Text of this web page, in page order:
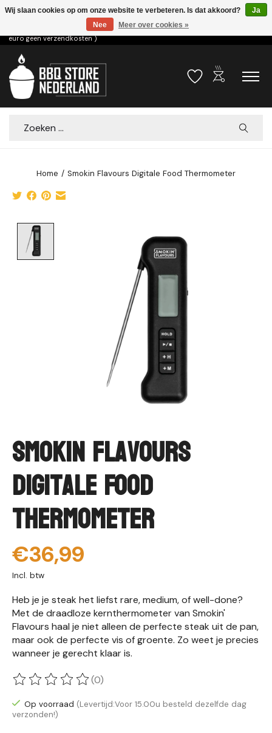
Voor 15.00u besteld dezelfde dag verzonden! ( 6,95 verzendkosten, vanaf 75
euro geen verzendkosten )
Verlanglijst
outdoor_grill
Zoeken
Home / Smokin Flavours Digitale Food Thermometer
Smokin Flavours
Digitale Food
Thermometer
€36,99
Incl. btw
Heb je je steak het liefst rare, medium, of well-done?
Met de draadloze kernthermometer van Smokin'
Flavours haal je niet alleen de perfecte steak uit de pan,
maar ook de perfecte vis of groente. Zo weet je precies
wanneer je gerecht klaar is.
De beoordeling van dit product is
(0)
Op voorraad (Levertijd:Voor 15.00u besteld dezelfde dag
verzonden!)
Wij slaan cookies op om onze website te verbeteren. Is dat akkoord?
Ja
Nee
Meer over cookies »